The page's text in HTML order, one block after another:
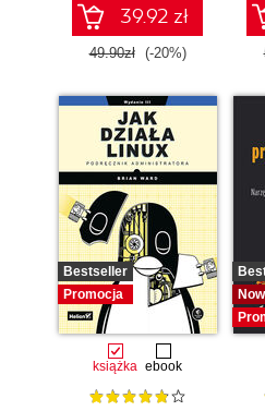
39.92 zł
49.90zł (-20%)
Bestseller
Promocja
książka ebook